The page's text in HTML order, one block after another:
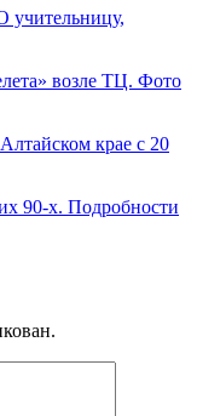
учительницу,
возле ТЦ. Фото
крае с 20
90-х. Подробности